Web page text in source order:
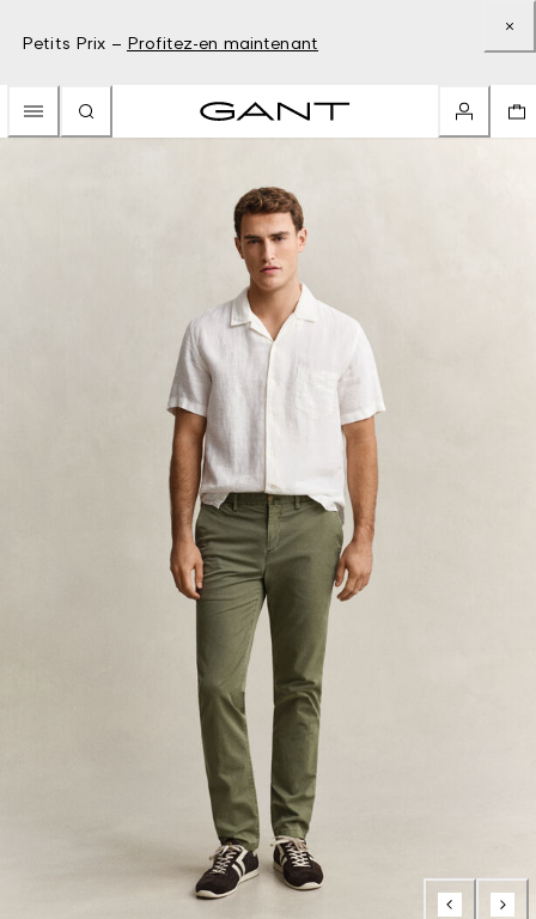
Petits Prix – Profitez-en maintenant